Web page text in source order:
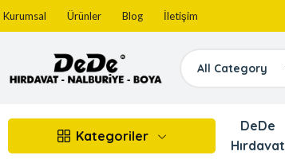
Kurumsal Ürünler Blog İletişim
All Category
Kategoriler
DeDe
Hırdavat